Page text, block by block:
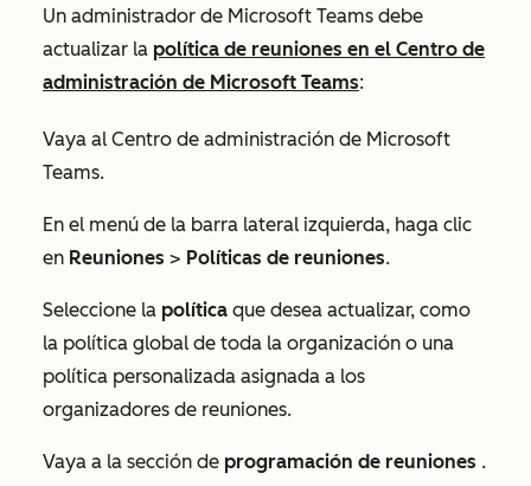
Un administrador de Microsoft Teams debe
actualizar la política de reuniones en el Centro de
administración de Microsoft Teams:
Vaya al Centro de administración de Microsoft
Teams.
En el menú de la barra lateral izquierda, haga clic
en Reuniones > Políticas de reuniones.
Seleccione la política que desea actualizar, como
la política global de toda la organización o una
política personalizada asignada a los
organizadores de reuniones.
Vaya a la sección de programación de reuniones .